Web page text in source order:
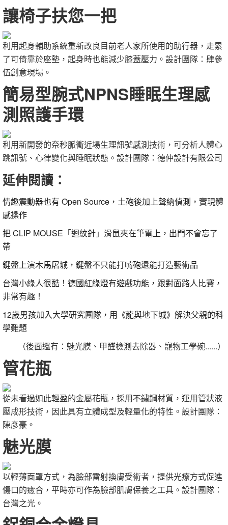
讓椅子扶您一把
利用起身輔助系統重新改良目前老人家所使用的助行器，走累
了可倚靠於座墊，起身時也能減少膝蓋壓力。設計團隊：肆參
伍創意現場。
簡易型腕式NPNS睡眠生理感
測照護手環
利用新開發的奈秒脈衝近場生理訊號感測技術，可分析人體心
跳訊號、心律變化與睡眠狀態。設計團隊：德仲設計有限公司
延伸閱讀：
情趣震動器也有 Open Source，土砲後加上聲納偵測，實現體
感操作
把 CLIP MOUSE「迴紋針」滑鼠夾在筆電上，出門不會忘了
帶
鍵盤上演木馬屠城，鍵盤不只能打嘴砲還能打造藝術品
台灣小綠人很酷！德國紅綠燈有遊戲功能，跟對面路人比賽，
非常有趣！
12歲男孩加入大學研究團隊，用《龍與地下城》解決父親的科
學難題
（後面還有：魅光膜、甲醛檢測去除器、寵物工學碗......）
管花瓶
從未看過如此輕盈的金屬花瓶，採用不鏽鋼材質，運用管狀液
壓成形技術，因此具有立體成型及輕量化的特性。設計團隊：
陳彥豪。
魅光膜
以輕薄面罩方式，為臉部雷射換膚受術者，提供光療方式促進
傷口的癒合，平時亦可作為臉部肌膚保養之工具。設計團隊：
台灣之光。